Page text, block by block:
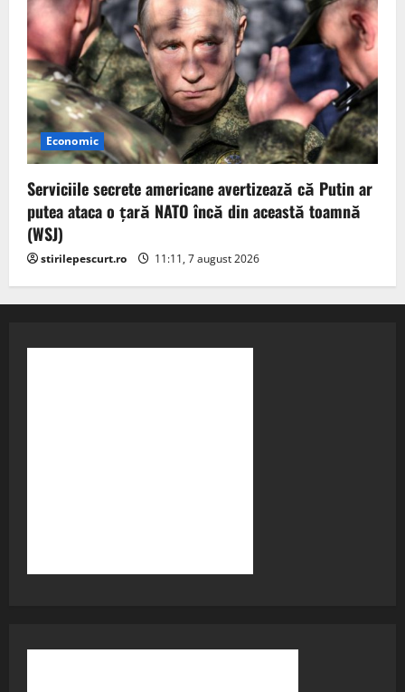
Economic
Serviciile secrete americane avertizează că Putin ar
putea ataca o țară NATO încă din această toamnă
(WSJ)
stirilepescurt.ro 11:11, 7 august 2026